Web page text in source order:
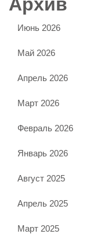
Июнь 2026
Май 2026
Апрель 2026
Март 2026
Февраль 2026
Январь 2026
Август 2025
Апрель 2025
Март 2025